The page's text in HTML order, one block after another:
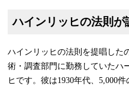
ハインリッヒの法則が
ハインリッヒの法則を提唱した
術・調査部門に勤務していたハ
ヒです。彼は1930年代、5,000